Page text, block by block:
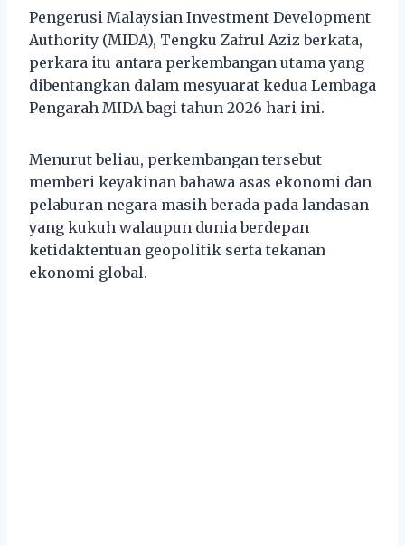
Pengerusi Malaysian Investment Development
Authority (MIDA), Tengku Zafrul Aziz berkata,
perkara itu antara perkembangan utama yang
dibentangkan dalam mesyuarat kedua Lembaga
Pengarah MIDA bagi tahun 2026 hari ini.
Menurut beliau, perkembangan tersebut
memberi keyakinan bahawa asas ekonomi dan
pelaburan negara masih berada pada landasan
yang kukuh walaupun dunia berdepan
ketidaktentuan geopolitik serta tekanan
ekonomi global.